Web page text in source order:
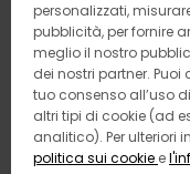
personalizzati,
pubblicità, per fornire
meglio il nostro
dei nostri partner.
tuo consenso all’uso
altri tipi di cookie (ad
analitico). Per ulteriori
politica sui cookie e